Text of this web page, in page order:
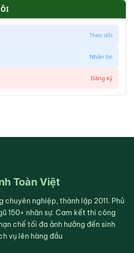
Theo dõi
Nhắn tin
Đăng ký
Toàn Việt
chuyên nghiệp, thành lập 2011. Phủ
150+ nhân sự. Cam kết thi công
chế tối đa ảnh hưởng đến sinh
vụ lên hàng đầu